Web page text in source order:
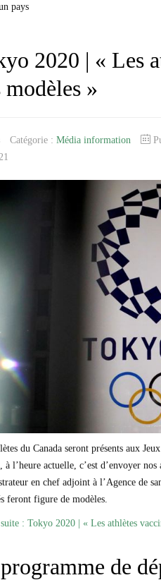
pays
2020 | « Les
modèles »
Catégorie : Média information
du Canada seront présents aux
à l’heure actuelle, c’est d’envoyer
en chef adjoint à l’Agence de
feront figure de modèles.
: Tokyo 2020 | « Les athlètes
de